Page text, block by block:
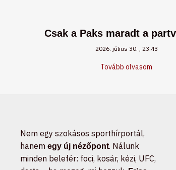
Csak a Paks maradt a
2026. július 30. 23:43
Tovább olvasom
Nem egy szokásos sporthírportál,
hanem egy új nézőpont. Nálunk
minden belefér: foci, kosár, kézi, UFC,